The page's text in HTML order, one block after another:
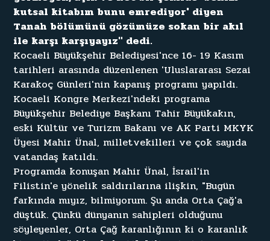
kutsal kitabım bunu emrediyor' diyen
Tanah bölümünü gözümüze sokan bir akıl
ile karşı karşıyayız" dedi.
Kocaeli Büyükşehir Belediyesi'nce 16- 19 Kasım
tarihleri arasında düzenlenen 'Uluslararası Sezai
Karakoç Günleri'nin kapanış programı yapıldı.
Kocaeli Kongre Merkezi'ndeki programa
Büyükşehir Belediye Başkanı Tahir Büyükakın,
eski Kültür ve Turizm Bakanı ve AK Parti MKYK
Üyesi Mahir Ünal, milletvekilleri ve çok sayıda
vatandaş katıldı.
Programda konuşan Mahir Ünal, İsrail'in
Filistin'e yönelik saldırılarına ilişkin, "Bugün
farkında mıyız, bilmiyorum. Şu anda Orta Çağ'a
düştük. Çünkü dünyanın sahipleri olduğunu
söyleyenler, Orta Çağ karanlığının ki o karanlık